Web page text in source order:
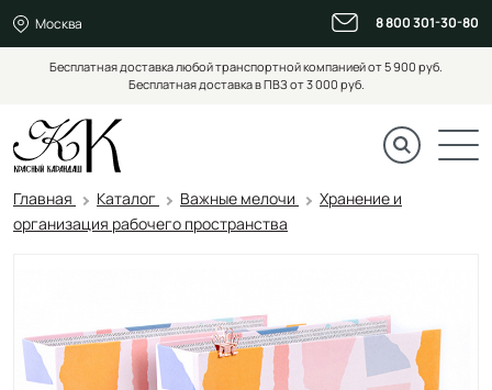
Москва 8 800 301-30-80
Бесплатная доставка любой транспортной компанией от 5 900 руб.
Бесплатная доставка в ПВЗ от 3 000 руб.
Главная Каталог Важные мелочи
Хранение и
организация рабочего пространства